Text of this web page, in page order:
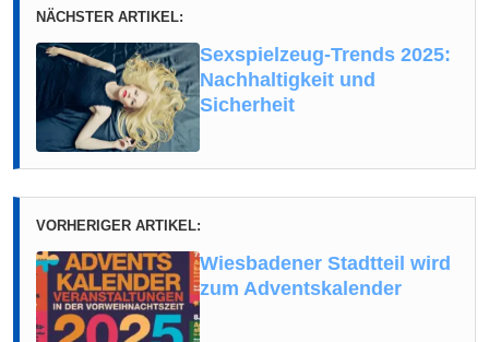
NÄCHSTER ARTIKEL:
Sexspielzeug-Trends 2025:
Nachhaltigkeit und
Sicherheit
VORHERIGER ARTIKEL:
Wiesbadener Stadtteil wird
zum Adventskalender